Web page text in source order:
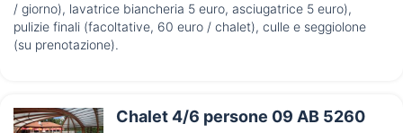
/ giorno), lavatrice biancheria 5 euro, asciugatrice 5 euro),
pulizie finali (facoltative, 60 euro / chalet), culle e seggiolone
(su prenotazione).
Chalet 4/6 persone 09 AB 5260